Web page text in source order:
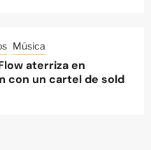
Música
aterriza en
con un cartel de sold